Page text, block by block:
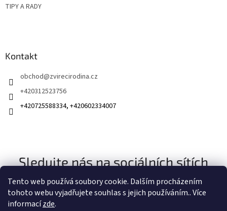
Tento web používá soubory cookie. Dalším procházením
tohoto webu vyjadřujete souhlas s jejich používáním.. Více
informacízde.
TIPY A RADY
Kontakt
obchod@zvirecirodina.cz
+420312523756
+420725588334, +420602334007
Sledujte nás na sociálních sítích